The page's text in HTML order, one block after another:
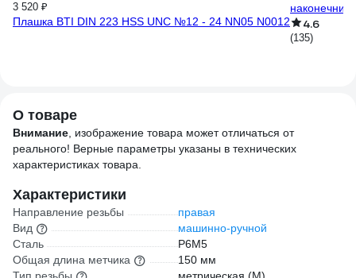
3 520 ₽
Плашка BTI DIN 223 HSS UNC №12 - 24 NN05 N0012 4.6
(135)
О товаре
Внимание , изображение товара может отличаться от
реального! Верные параметры указаны в технических
характеристиках товара.
Характеристики
Направление резьбы
правая
Вид
машинно-ручной
Сталь
P6M5
Общая длина метчика
150 мм